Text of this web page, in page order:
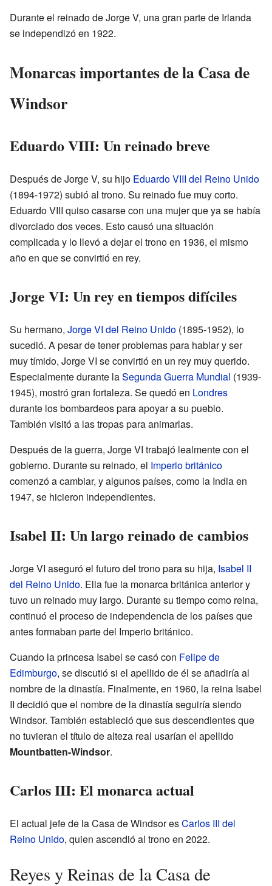
Durante el reinado de Jorge V, una gran parte de Irlanda
se independizó en 1922.
Monarcas importantes de la Casa de
Windsor
Eduardo VIII: Un reinado breve
Después de Jorge V, su hijo Eduardo VIII del Reino Unido
(1894-1972) subió al trono. Su reinado fue muy corto.
Eduardo VIII quiso casarse con una mujer que ya se había
divorciado dos veces. Esto causó una situación
complicada y lo llevó a dejar el trono en 1936, el mismo
año en que se convirtió en rey.
Jorge VI: Un rey en tiempos difíciles
Su hermano, Jorge VI del Reino Unido (1895-1952), lo
sucedió. A pesar de tener problemas para hablar y ser
muy tímido, Jorge VI se convirtió en un rey muy querido.
Especialmente durante laSegunda Guerra Mundial (1939-
1945), mostró gran fortaleza. Se quedó en Londres
durante los bombardeos para apoyar a su pueblo.
También visitó a las tropas para animarlas.
Después de la guerra, Jorge VI trabajó lealmente con el
gobierno. Durante su reinado, el Imperio británico
comenzó a cambiar, y algunos países, como la India en
1947, se hicieron independientes.
Isabel II: Un largo reinado de cambios
Jorge VI aseguró el futuro del trono para su hija, Isabel II
del Reino Unido. Ella fue la monarca británica anterior y
tuvo un reinado muy largo. Durante su tiempo como reina,
continuó el proceso de independencia de los países que
antes formaban parte del Imperio británico.
Cuando la princesa Isabel se casó con Felipe de
Edimburgo, se discutió si el apellido de él se añadiría al
nombre de la dinastía. Finalmente, en 1960, la reina Isabel
II decidió que el nombre de la dinastía seguiría siendo
Windsor. También estableció que sus descendientes que
no tuvieran el título de alteza real usarían el apellido
Mountbatten-Windsor.
Carlos III: El monarca actual
El actual jefe de la Casa de Windsor esCarlos III del
Reino Unido, quien ascendió al trono en 2022.
Reyes y Reinas de la Casa de